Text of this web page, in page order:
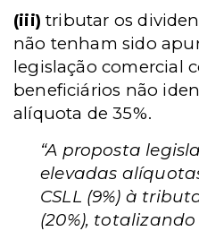
(iii) tributar os
não tenham sido
legislação comercial
beneficiários não
alíquota de 35%.
“A proposta
elevadas alíquotas
CSLL (9%) à
(20%),